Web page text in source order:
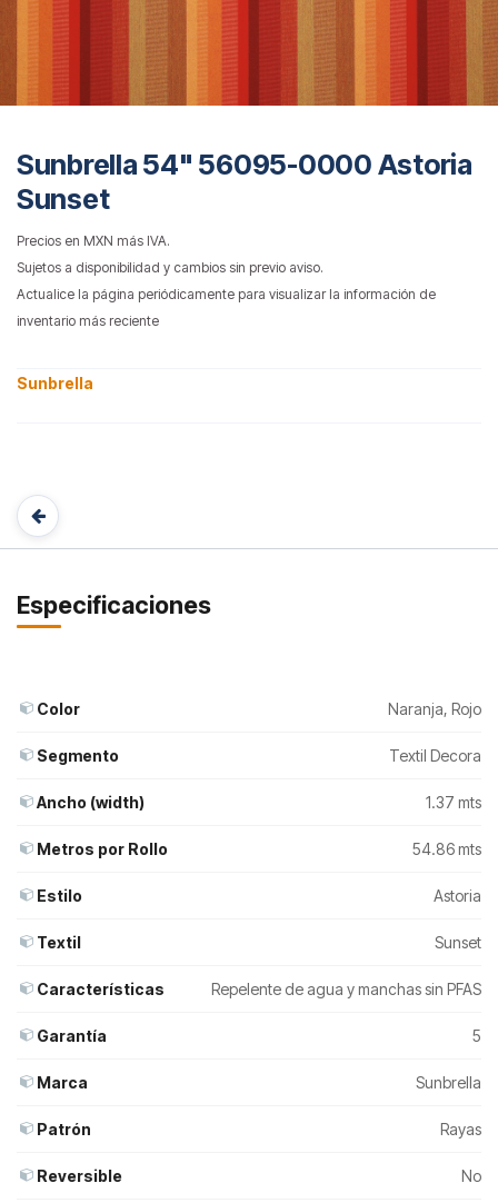
Sunbrella 54" 56095-0000 Astoria
Sunset
Precios en MXN más IVA.
Sujetos a disponibilidad y cambios sin previo aviso.
Actualice la página periódicamente para visualizar la información de
inventario más reciente
Sunbrella
Especificaciones
Color Naranja, Rojo
Segmento Textil Decora
Ancho (width) 1.37 mts
Metros por Rollo 54.86 mts
Estilo Astoria
Textil Sunset
Características Repelente de agua y manchas sin PFAS
Garantía 5
Marca Sunbrella
Patrón Rayas
Reversible No